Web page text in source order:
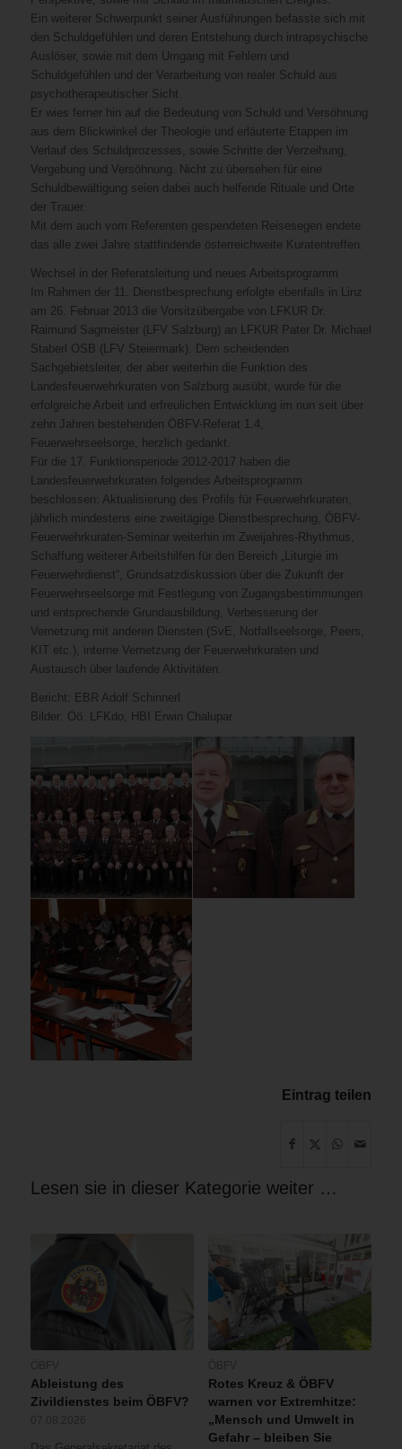
Ein weiterer Schwerpunkt seiner Ausführungen befasste sich mit
den Schuldgefühlen und deren Entstehung durch intrapsychische
Auslöser, sowie mit dem Umgang mit Fehlern und
Schuldgefühlen und der Verarbeitung von realer Schuld aus
psychotherapeutischer Sicht.
Er wies ferner hin auf die Bedeutung von Schuld und Versöhnung
aus dem Blickwinkel der Theologie und erläuterte Etappen im
Verlauf des Schuldprozesses, sowie Schritte der Verzeihung,
Vergebung und Versöhnung. Nicht zu übersehen für eine
Schuldbewältigung seien dabei auch helfende Rituale und Orte
der Trauer.
Mit dem auch vom Referenten gespendeten Reisesegen endete
das alle zwei Jahre stattfindende österreichweite Kuratentreffen.
Wechsel in der Referatsleitung und neues Arbeitsprogramm
Im Rahmen der 11. Dienstbesprechung erfolgte ebenfalls in Linz
am 26. Februar 2013 die Vorsitzübergabe von LFKUR Dr.
Raimund Sagmeister (LFV Salzburg) an LFKUR Pater Dr. Michael
Staberl OSB (LFV Steiermark). Dem scheidenden
Sachgebietsleiter, der aber weiterhin die Funktion des
Landesfeuerwehrkuraten von Salzburg ausübt, wurde für die
erfolgreiche Arbeit und erfreulichen Entwicklung im nun seit über
zehn Jahren bestehenden ÖBFV-Referat 1.4,
Feuerwehrseelsorge, herzlich gedankt.
Für die 17. Funktionsperiode 2012-2017 haben die
Landesfeuerwehrkuraten folgendes Arbeitsprogramm
beschlossen: Aktualisierung des Profils für Feuerwehrkuraten,
jährlich mindestens eine zweitägige Dienstbesprechung, ÖBFV-
Feuerwehrkuraten-Seminar weiterhin im Zweijahres-Rhythmus,
Schaffung weiterer Arbeitshilfen für den Bereich „Liturgie im
Feuerwehrdienst“, Grundsatzdiskussion über die Zukunft der
Feuerwehrseelsorge mit Festlegung von Zugangsbestimmungen
und entsprechende Grundausbildung, Verbesserung der
Vernetzung mit anderen Diensten (SvE, Notfallseelsorge, Peers,
KIT etc.), interne Vernetzung der Feuerwehrkuraten und
Austausch über laufende Aktivitäten.
Bericht: EBR Adolf Schinnerl
Bilder: Oö. LFKdo, HBI Erwin Chalupar
Eintrag teilen
Lesen sie in dieser Kategorie weiter …
Ableistung des
Zivildienstes beim ÖBFV?
Rotes Kreuz & ÖBFV
warnen vor Extremhitze:
„Mensch und Umwelt in
Gefahr – bleiben Sie